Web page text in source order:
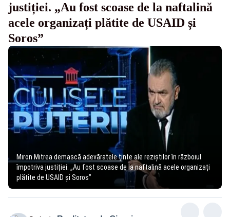
justiției. „Au fost scoase de la naftalină
acele organizați plătite de USAID și
Soros”
Miron Mitrea demască adevăratele ținte ale reziștilor în războiul
împotriva justiției. „Au fost scoase de la naftalină acele organizați
plătite de USAID și Soros”